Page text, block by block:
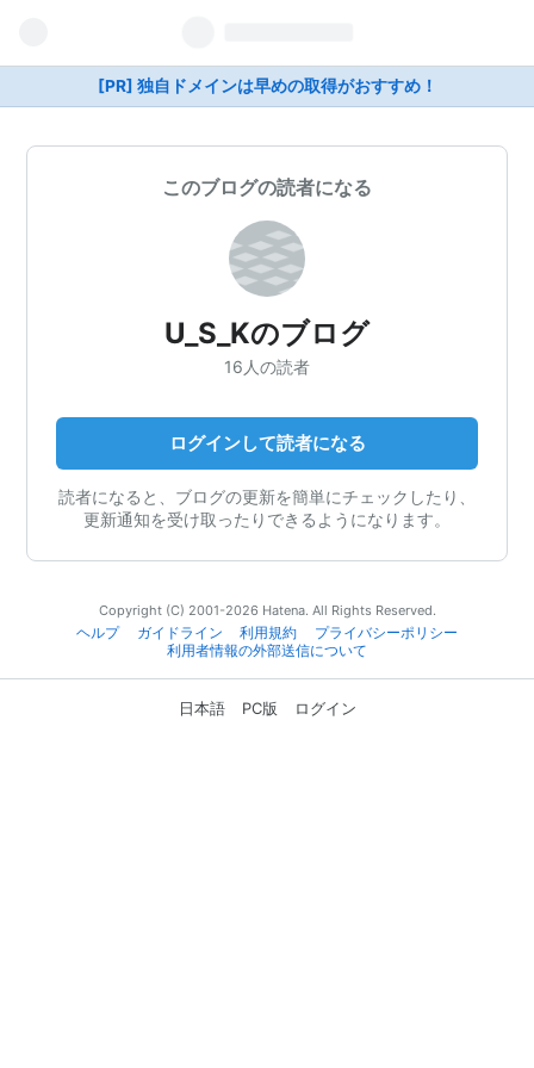
[PR] 独自ドメインは早めの取得がおすすめ！
このブログの読者になる
U_S_Kのブログ
16人の読者
ログインして読者になる
読者になると、ブログの更新を簡単にチェックしたり、
更新通知を受け取ったりできるようになります。
Copyright (C) 2001-2026 Hatena. All Rights Reserved.
ヘルプ
ガイドライン 利用規約
プライバシーポリシー
利用者情報の外部送信について
日本語 PC版 ログイン